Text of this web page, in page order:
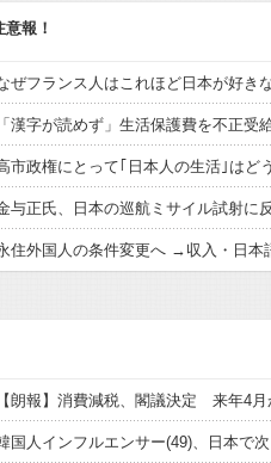
意報！
【朗報】消費減税、閣議決定 来年4月